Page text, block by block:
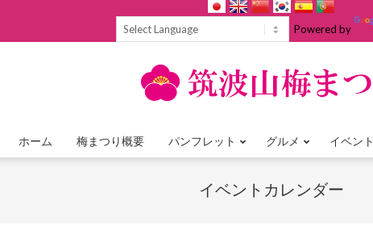
Powered by
Primary
Menu
ホーム 梅まつり概要 パンフレット グルメ イベント
イベントカレンダー